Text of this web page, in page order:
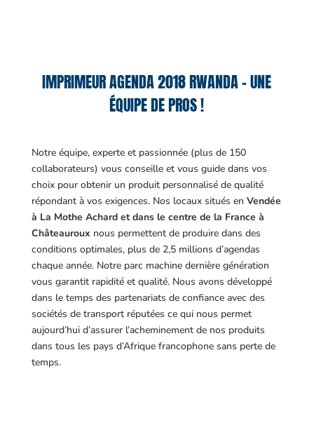
IMPRIMEUR AGENDA 2018 RWANDA – UNE
ÉQUIPE DE PROS !
Notre équipe, experte et passionnée (plus de 150
collaborateurs) vous conseille et vous guide dans vos
choix pour obtenir un produit personnalisé de qualité
répondant à vos exigences. Nos locaux situés en Vendée
à La Mothe Achard et dans le centre de la France à
Châteauroux nous permettent de produire dans des
conditions optimales, plus de 2,5 millions d’agendas
chaque année. Notre parc machine dernière génération
vous garantit rapidité et qualité. Nous avons développé
dans le temps des partenariats de confiance avec des
sociétés de transport réputées ce qui nous permet
aujourd’hui d’assurer l’acheminement de nos produits
dans tous les pays d’Afrique francophone sans perte de
temps.